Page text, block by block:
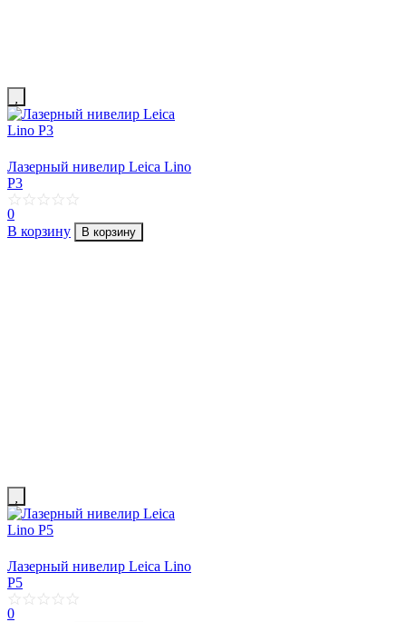
Лазерный нивелир Leica Lino
P3
0
В корзину
В корзину
Лазерный нивелир Leica Lino
P5
0